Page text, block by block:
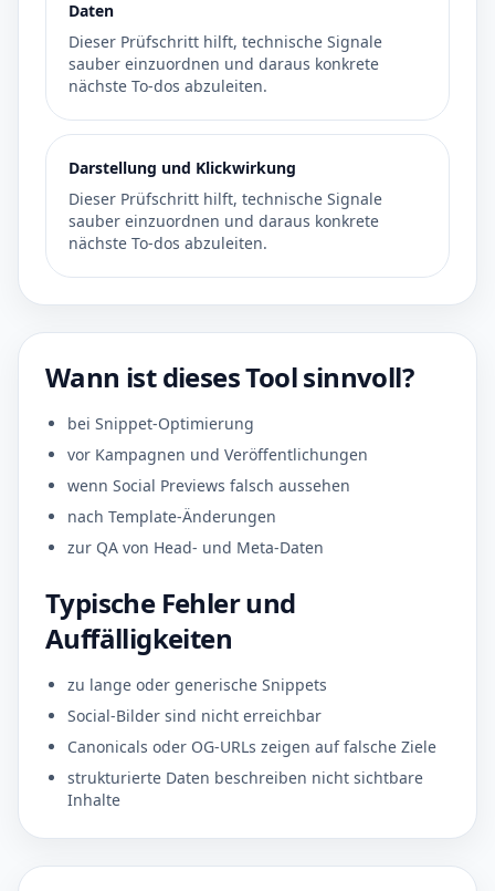
Daten
Dieser Prüfschritt hilft, technische Signale
sauber einzuordnen und daraus konkrete
nächste To-dos abzuleiten.
Darstellung und Klickwirkung
Dieser Prüfschritt hilft, technische Signale
sauber einzuordnen und daraus konkrete
nächste To-dos abzuleiten.
Wann ist dieses Tool sinnvoll?
bei Snippet-Optimierung
vor Kampagnen und Veröffentlichungen
wenn Social Previews falsch aussehen
nach Template-Änderungen
zur QA von Head- und Meta-Daten
Typische Fehler und
Auffälligkeiten
zu lange oder generische Snippets
Social-Bilder sind nicht erreichbar
Canonicals oder OG-URLs zeigen auf falsche Ziele
strukturierte Daten beschreiben nicht sichtbare
Inhalte